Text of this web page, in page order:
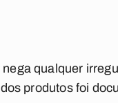
qualquer
produtos foi